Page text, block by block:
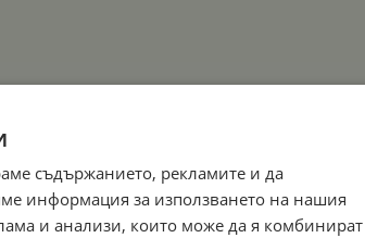
съдържанието, рекламите и да
информация за използването на нашия
и анализи, които може да я комбинират